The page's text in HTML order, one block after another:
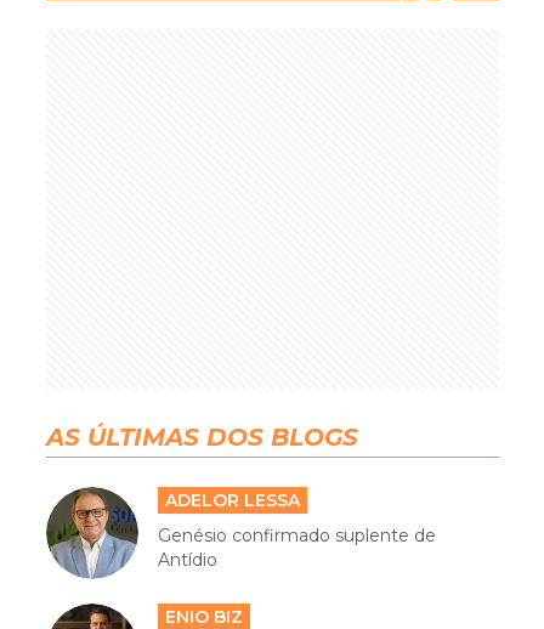
AS ÚLTIMAS DOS BLOGS
ADELOR LESSA
Genésio confirmado suplente de
Antídio
ENIO BIZ